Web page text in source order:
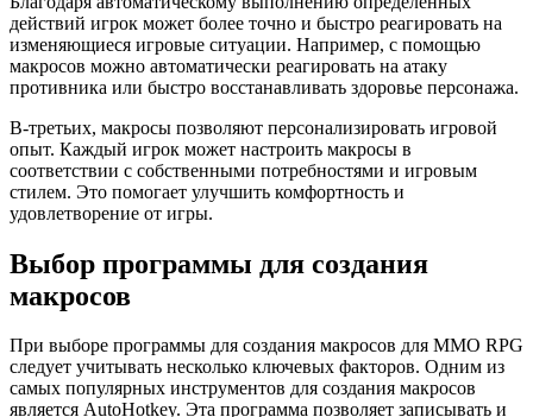
действий игрок может более точно и быстро реагировать на
изменяющиеся игровые ситуации. Например, с помощью
макросов можно автоматически реагировать на атаку
противника или быстро восстанавливать здоровье персонажа.
В-третьих, макросы позволяют персонализировать игровой
опыт. Каждый игрок может настроить макросы в
соответствии с собственными потребностями и игровым
стилем. Это помогает улучшить комфортность и
удовлетворение от игры.
Выбор программы для создания
макросов
При выборе программы для создания макросов для MMO RPG
следует учитывать несколько ключевых факторов. Одним из
самых популярных инструментов для создания макросов
является AutoHotkey. Эта программа позволяет записывать и